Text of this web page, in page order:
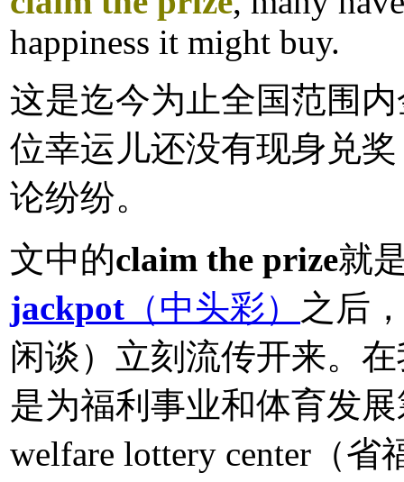
happiness it might buy.
这是迄今为止全国范围
位幸运儿还没有现身兑
论纷纷。
文中的claim the prize就
jackpot （中头彩） 之后
闲谈）立刻流传开来。
是为福利事业和体育发
welfare lottery center（